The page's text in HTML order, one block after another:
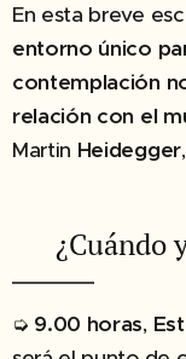
En esta breve
entorno único
contemplación
relación con el
Martin Heidegger
✔︎ ¿Cuándo
➭ 9.00 horas,